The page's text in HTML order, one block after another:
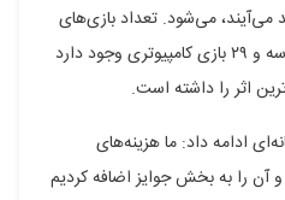
می‌آیند، می‌شود. تعداد بازی‌های
اندروید ۱۲۴، بازی‌های آی‌اواس سه و ۲۹ بازی کامپیوتری وجود دارد
ادامه داد: ما هزینه‌های
آن را به بخش جوایز اضافه کردیم